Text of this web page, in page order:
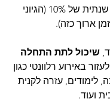
חודשי בתשואה שנתית של 10% (הגיוני
ארוך כזה).
שיכול לתת התחלה
לעזור באירוע רלוונטי כגון
לימודים, עזרה לקנית
ועוד.